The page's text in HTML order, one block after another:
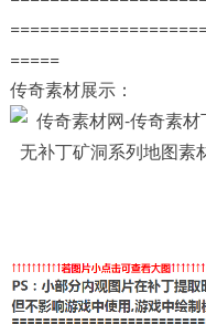
=====
传奇素材展示：